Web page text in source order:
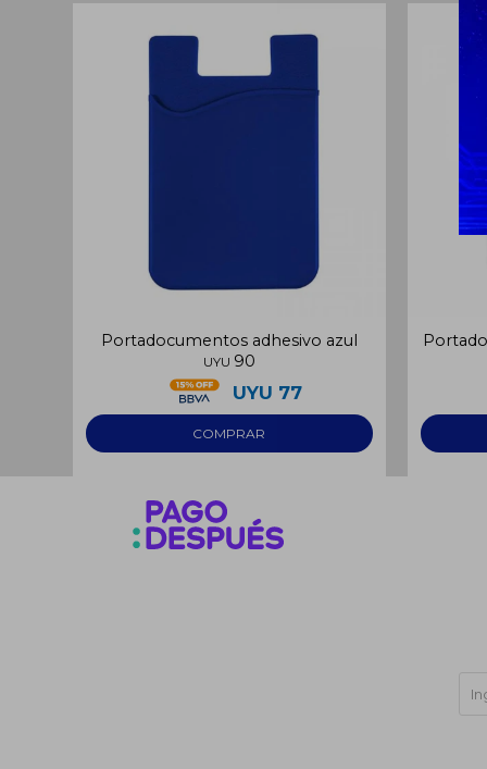
Portadocumentos adhesivo azul
UYU 90
UYU 77